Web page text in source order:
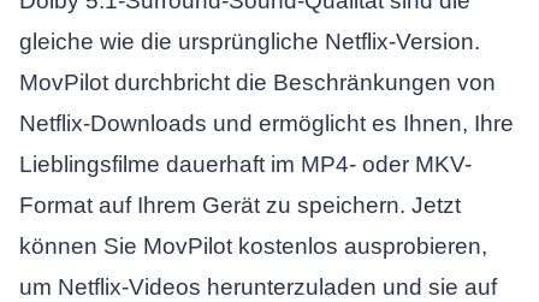
gleiche wie die ursprüngliche Netflix-Version.
MovPilot durchbricht die Beschränkungen von
Netflix-Downloads und ermöglicht es Ihnen, Ihre
Lieblingsfilme dauerhaft im MP4- oder MKV-
Format auf Ihrem Gerät zu speichern. Jetzt
können Sie MovPilot kostenlos ausprobieren,
um Netflix-Videos herunterzuladen und sie auf